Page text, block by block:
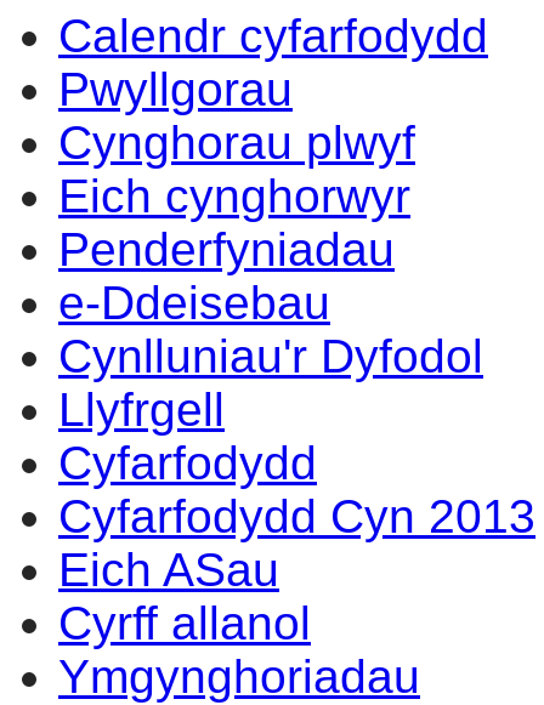
Calendr cyfarfodydd
Pwyllgorau
Cynghorau plwyf
Eich cynghorwyr
Penderfyniadau
e-Ddeisebau
Cynlluniau'r Dyfodol
Llyfrgell
Cyfarfodydd
Cyfarfodydd Cyn 2013
Eich ASau
Cyrff allanol
Ymgynghoriadau